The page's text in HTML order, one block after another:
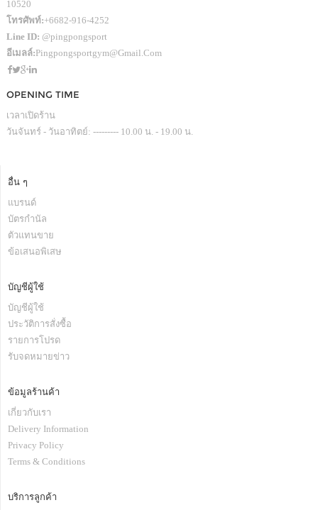
10520
โทรศัพท์:+6682-916-4252
Line ID: @pingpongsport
อีเมลล์:Pingpongsportgym@gmail.com
OPENING TIME
เวลาเปิดร้าน
วันจันทร์ - วันอาทิตย์: --------- 10.00 น. - 19.00 น.
อื่น ๆ
แบรนด์
บัตรกำนัล
ตัวแทนขาย
ข้อเสนอพิเสษ
บัญชีผู้ใช้
บัญชีผู้ใช้
ประวัติการสั่งซื้อ
รายการโปรด
รับจดหมายข่าว
ข้อมูลร้านค้า
เกี่ยวกับเรา
Delivery Information
Privacy Policy
Terms & Conditions
บริการลูกค้า